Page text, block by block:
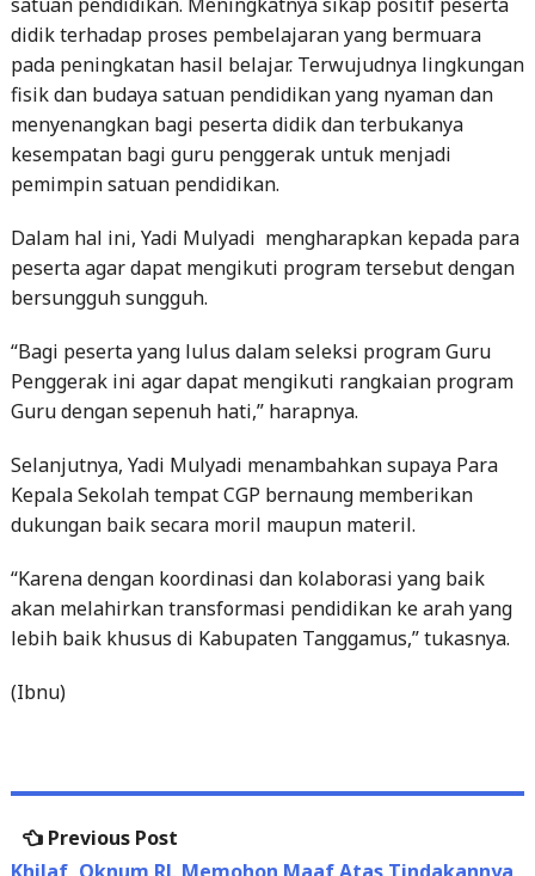
fisik dan budaya satuan pendidikan yang nyaman dan
menyenangkan bagi peserta didik dan terbukanya
kesempatan bagi guru penggerak untuk menjadi
pemimpin satuan pendidikan.
Dalam hal ini, Yadi Mulyadi mengharapkan kepada para
peserta agar dapat mengikuti program tersebut dengan
bersungguh sungguh.
“Bagi peserta yang lulus dalam seleksi program Guru
Penggerak ini agar dapat mengikuti rangkaian program
Guru dengan sepenuh hati,” harapnya.
Selanjutnya, Yadi Mulyadi menambahkan supaya Para
Kepala Sekolah tempat CGP bernaung memberikan
dukungan baik secara moril maupun materil.
“Karena dengan koordinasi dan kolaborasi yang baik
akan melahirkan transformasi pendidikan ke arah yang
lebih baik khusus di Kabupaten Tanggamus,” tukasnya.
(Ibnu)
navigationpost:
Khilaf, Oknum RL Memohon Maaf Atas Tindakannya
Tolak Tugas KMI